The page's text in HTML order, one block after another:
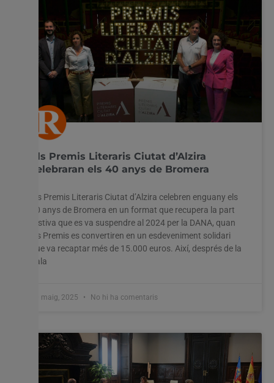
Els Premis Literaris Ciutat d’Alzira
celebraran els 40 anys de Bromera
Els Premis Literaris Ciutat d’Alzira celebren enguany els
40 anys de Bromera en un format que recupera la part
festiva que es va suspendre al 2024 per la DANA, quan
els Premis es convertiren en un esdeveniment solidari
que va recaptar més de 15.000 euros. Així, després de la
gala
20 maig, 2025 No hi ha comentaris